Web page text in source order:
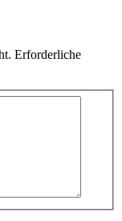
Erforderliche